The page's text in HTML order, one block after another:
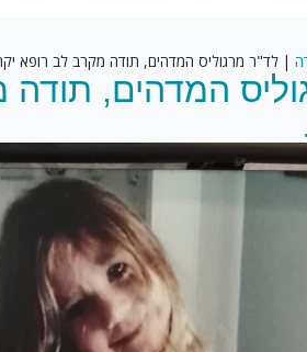
| לד"ר מרגוליס המדהים, תודה מקרב לב רופא
המדהים,